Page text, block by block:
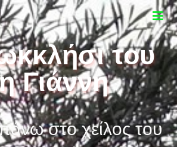
του
Γιάννη
στο χείλος του